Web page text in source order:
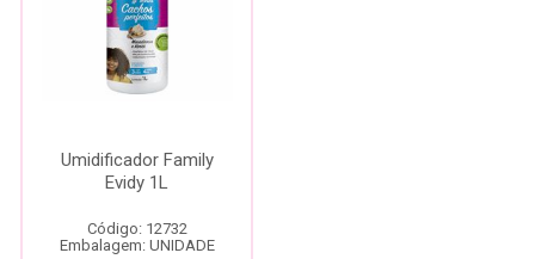
Umidificador Family
Evidy 1L
Código: 12732
Embalagem: UNIDADE